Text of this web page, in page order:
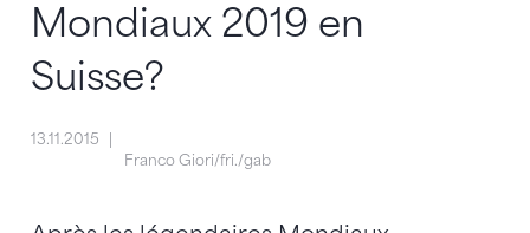
Mondiaux 2019 en
Suisse?
13.11.2015
Franco Giori/fri./gab